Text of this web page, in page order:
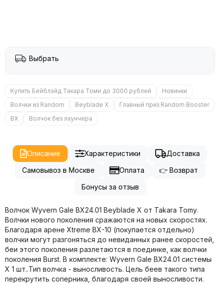
Выбрать
Купить Бейблэйд Такара Томи до 3000 рублей
Новинки
Волчки из Random
Beyblade X
Главный приз Random Booster
BX
Волчок без лаунчера
Описание Характеристики
Доставка
Самовывоз в Москве
Оплата
👉 Возврат
Бонусы за отзыв
Волчок Wyvern Gale BX24.01 Beyblade X от Takara Tomy.
Волчки нового поколения сражаются на новых скоростях.
Благодаря арене Xtreme BX-10 (покупается отдельно)
волчки могут разгоняться до невиданных ранее скоростей,
беи этого поколения разлетаются в поединке, как волчки
поколения Burst. В комплекте: Wyvern Gale BX24.01 системы
X 1 шт..Тип волчка - выносливость. Цель беев такого типа
перекрутить соперника, благодаря своей выносливости.